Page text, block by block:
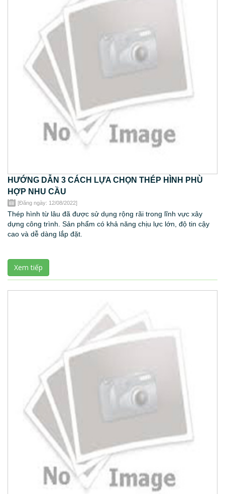
HƯỚNG DẪN 3 CÁCH LỰA CHỌN THÉP HÌNH PHÙ
HỢP NHU CẦU
[Đăng ngày: 12/08/2022]
Thép hình từ lâu đã được sử dụng rộng rãi trong lĩnh vực xây
dựng công trình. Sản phẩm có khả năng chịu lực lớn, độ tin cậy
cao và dễ dàng lắp đặt.
Xem tiếp